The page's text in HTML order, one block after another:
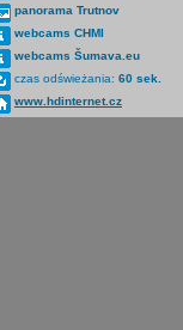
panorama Trutnov
webcams CHMI
webcams Šumava.eu
czas odświeżania: 60 sek.
www.hdinternet.cz